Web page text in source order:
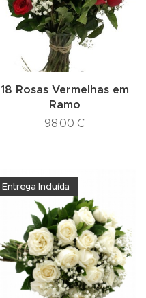
18 Rosas Vermelhas em
Ramo
98,00 €
Entrega Incluída